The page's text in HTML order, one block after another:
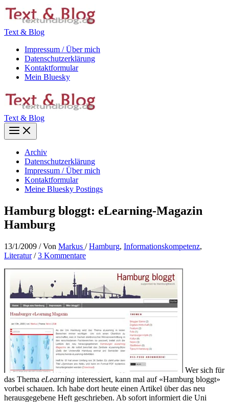
Zum
Inhalt
Text & Blog
Impressum / Über mich
Datenschutzerklärung
Kontaktformular
Mein Bluesky
Text & Blog
Main
Menu
Archiv
Datenschutzerklärung
Impressum / Über mich
Kontaktformular
Meine Bluesky Postings
Hamburg bloggt: eLearning-Magazin
Hamburg
13/1/2009 / Von Markus /Hamburg, Informationskompetenz,
Literatur/3 Kommentare
Wer sich für
das Thema eLearning interessiert, kann mal auf «Hamburg bloggt»
vorbei schauen. Ich habe dort heute einen Artikel über das neu
herausgegebene Heft geschrieben. Ab sofort informiert die Uni